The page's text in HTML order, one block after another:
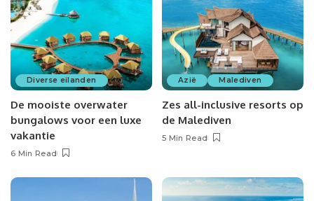
Diverse eilanden
De mooiste overwater
bungalows voor een luxe
vakantie
6 Min Read
Azië Malediven
Zes all-inclusive resorts op
de Malediven
5 Min Read